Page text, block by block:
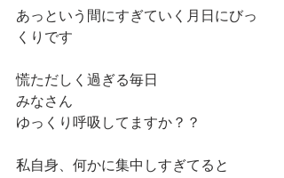
あっという間にすぎていく月日にびっ
くりです
慌ただしく過ぎる毎日
みなさん
ゆっくり呼吸してますか？？
私自身、何かに集中しすぎてると